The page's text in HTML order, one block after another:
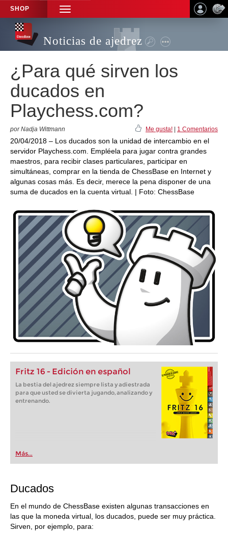
SHOP
TOGGLE
NAVIGATION
Noticias de ajedrez
¿Para qué sirven los
ducados en
Playchess.com?
por Nadja Wittmann Me gusta! 1 Comentarios
20/04/2018 – Los ducados son la unidad de intercambio en el
servidor Playchess.com. Empléela para jugar contra grandes
maestros, para recibir clases particulares, participar en
simultáneas, comprar en la tienda de ChessBase en Internet y
algunas cosas más. Es decir, merece la pena disponer de una
suma de ducados en la cuenta virtual. | Foto: ChessBase
Fritz 16 - Edición en español
La bestia del ajedrez siempre lista y adiestrada
para que usted se divierta jugando, analizando y
entrenando.
Más...
Ducados
En el mundo de ChessBase existen algunas transacciones en
las que la moneda virtual, los ducados, puede ser muy práctica.
Sirven, por ejemplo, para: